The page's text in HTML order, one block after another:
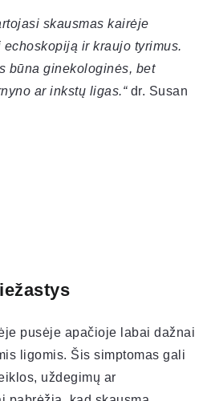
skausmas kairėje
ir kraujo tyrimus.
būna ginekologinės, bet
ar inkstų ligas.“dr. Susan
pusėje apačioje labai dažnai
ligomis. Šis simptomas gali
uždegimų ar